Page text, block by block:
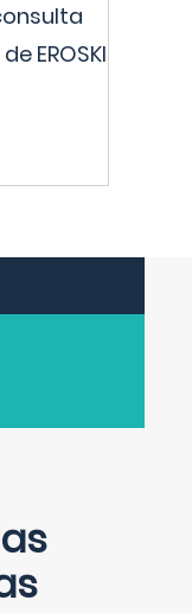
EROSKI